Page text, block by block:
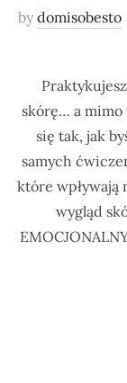
bydomisobesto
skórę… a mimo
się tak, jak
samych
które wpływają
wygląd